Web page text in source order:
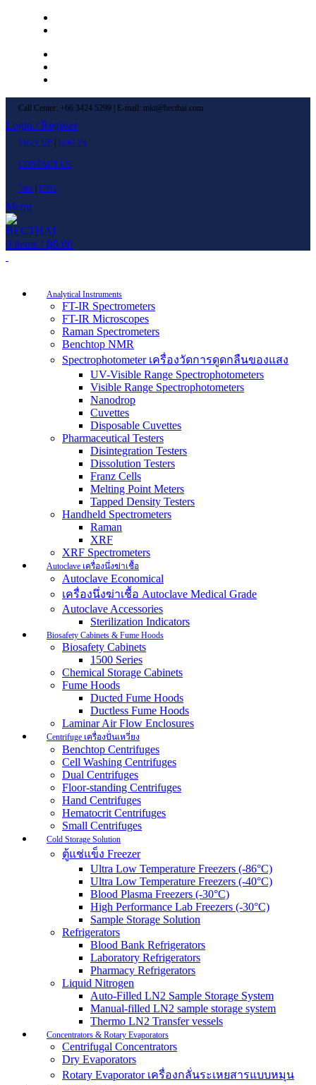
Call Center: +66 3424 5299 | E-mail: mkt@becthai.com
Login / Register
SIGN UP LOG IN
CONTACT US
ไทย ENG
Menu
0 items / ฿0.00
Analytical Instruments
FT-IR Spectrometers
FT-IR Microscopes
Raman Spectrometers
Benchtop NMR
Spectrophotometer เครื่องวัดการดูดกลืนของแสง
UV-Visible Range Spectrophotometers
Visible Range Spectrophotometers
Nanodrop
Cuvettes
Disposable Cuvettes
Pharmaceutical Testers
Disintegration Testers
Dissolution Testers
Franz Cells
Melting Point Meters
Tapped Density Testers
Handheld Spectrometers
Raman
XRF
XRF Spectrometers
Autoclave เครื่องนึ่งฆ่าเชื้อ
Autoclave Economical
เครื่องนึ่งฆ่าเชื้อ Autoclave Medical Grade
Autoclave Accessories
Sterilization Indicators
Biosafety Cabinets & Fume Hoods
Biosafety Cabinets
1500 Series
Chemical Storage Cabinets
Fume Hoods
Ducted Fume Hoods
Ductless Fume Hoods
Laminar Air Flow Enclosures
Centrifuge เครื่องปั่นเหวี่ยง
Benchtop Centrifuges
Cell Washing Centrifuges
Dual Centrifuges
Floor-standing Centrifuges
Hand Centrifuges
Hematocrit Centrifuges
Small Centrifuges
Cold Storage Solution
ตู้แช่แข็ง Freezer
Ultra Low Temperature Freezers (-86°C)
Ultra Low Temperature Freezers (-40°C)
Blood Plasma Freezers (-30°C)
High Performance Lab Freezers (-30°C)
Sample Storage Solution
Refrigerators
Blood Bank Refrigerators
Laboratory Refrigerators
Pharmacy Refrigerators
Liquid Nitrogen
Auto-Filled LN2 Sample Storage System
Manual-filled LN2 sample storage system
Thermo LN2 Transfer vessels
Concentrators & Rotary Evaporators
Centrifugal Concentrators
Dry Evaporators
Rotary Evaporator เครื่องกลั่นระเหยสารแบบหมุน